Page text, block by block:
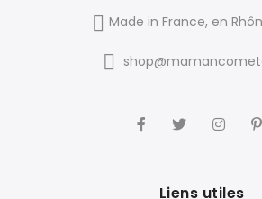
Made in France, en
Liens utiles